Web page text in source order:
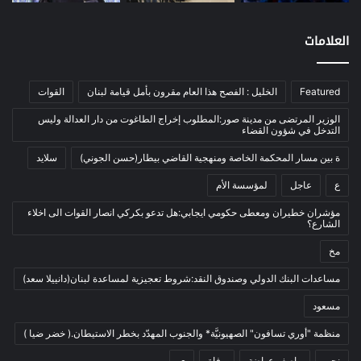
b
o
o
k
p
k
الرئيسية
العالم العربي
المحكمة الخاصة
بيئة
أدب وشعر
إعلام
بروفايل
في مثل هذا اليوم
(79)
العلامات
Featured الخليل : الفصح هذا العام مقرون بأمل قيامة لبنان القوات
الوزير المرتضى من مدينة صور:المطلوب إخراج الطاغوت من دار العدالة وليس
التدخل في شؤون القضاء
ة بين مسار المحكمة الخاصة ومنهجية القاضي بيطار(حسن الجوني) سلايد
ع عاجل لمؤسسة الأم
مؤشران خطيران ومعطى حكومي ايجابي:هل تدعو بكركي انصار القوات الى اخلاء
الشارع؟
مخ
مساعدات البنك الدولي وصندوق النقد:شروط تعجيزية لمساعدة لبنان(دانييلا سعد)
مسعود
منظمة "أوري تسافون" الصهيونيَّة* والجنوب المهدّد بخطر الاستيطان.( خضر ضيا )